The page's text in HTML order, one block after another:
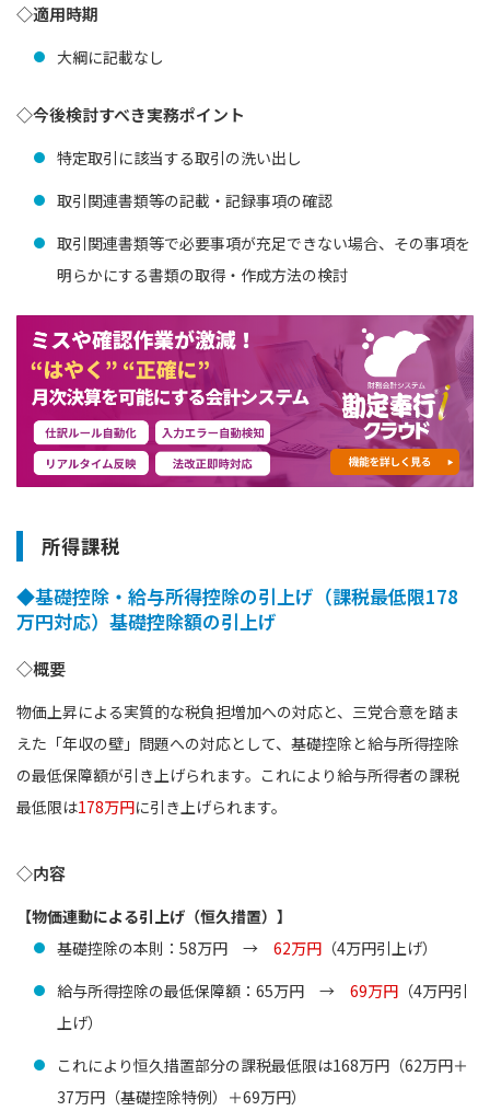
◇適用時期
大綱に記載なし
◇今後検討すべき実務ポイント
特定取引に該当する取引の洗い出し
取引関連書類等の記載・記録事項の確認
取引関連書類等で必要事項が充足できない場合、その事項を
明らかにする書類の取得・作成方法の検討
所得課税
◆基礎控除・給与所得控除の引上げ（課税最低限178
万円対応）基礎控除額の引上げ
◇概要
物価上昇による実質的な税負担増加への対応と、三党合意を踏ま
えた「年収の壁」問題への対応として、基礎控除と給与所得控除
の最低保障額が引き上げられます。これにより給与所得者の課税
最低限は178万円に引き上げられます。
◇内容
【物価連動による引上げ（恒久措置）】
基礎控除の本則：58万円 → 62万円 （4万円引上げ）
給与所得控除の最低保障額：65万円 → 69万円 （4万円引
上げ）
これにより恒久措置部分の課税最低限は168万円（62万円＋
37万円（基礎控除特例）＋69万円）